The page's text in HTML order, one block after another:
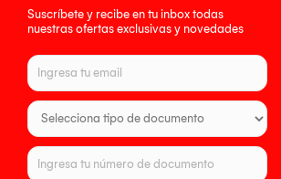
Suscríbete y recibe en tu inbox todas
nuestras ofertas exclusivas y novedades